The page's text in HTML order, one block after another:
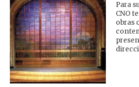
Para
CNO
obras